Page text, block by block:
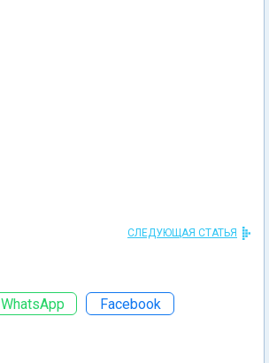
СЛЕДУЮЩАЯ СТАТЬЯ
WhatsApp Facebook